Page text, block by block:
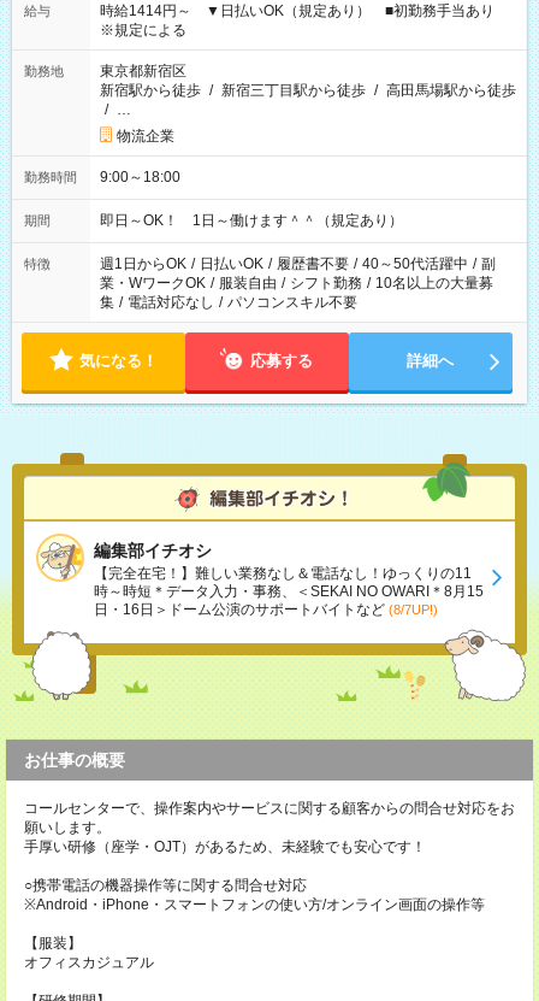
給与
時給1414円～ ▼日払いOK（規定あり） ■初勤務手当あり
※規定による
勤務地
東京都新宿区
新宿駅から徒歩 / 新宿三丁目駅から徒歩 / 高田馬場駅から徒歩
/ …
物流企業
勤務時間 9:00～18:00
期間 即日～OK！ 1日～働けます＾＾（規定あり）
特徴 週1日からOK / 日払いOK / 履歴書不要 / 40～50代活躍中 / 副
業・WワークOK / 服装自由 / シフト勤務 / 10名以上の大量募
集 / 電話対応なし / パソコンスキル不要
気になる！ 応募する 詳細へ
編集部イチオシ
【完全在宅！】難しい業務なし＆電話なし！ゆっくりの11
時～時短＊データ入力・事務、＜SEKAI NO OWARI＊8月15
日・16日＞ドーム公演のサポートバイトなど (8/7UP!)
お仕事の概要
コールセンターで、操作案内やサービスに関する顧客からの問合せ対応をお
願いします。
手厚い研修（座学・OJT）があるため、未経験でも安心です！
○携帯電話の機器操作等に関する問合せ対応
※Android・iPhone・スマートフォンの使い方/オンライン画面の操作等
【服装】
オフィスカジュアル